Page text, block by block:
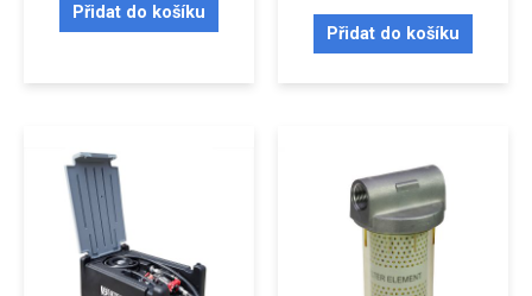
Přidat do košíku
Přidat do košíku